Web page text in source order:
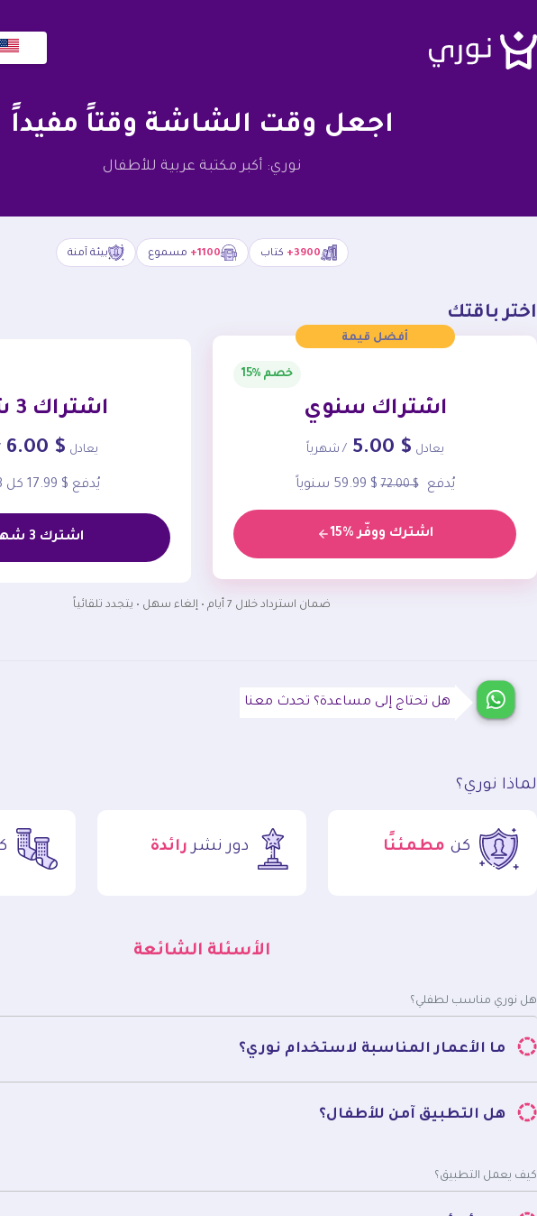
اجعل وقت الشاشة وقتاً مفيداً
نوري: أكبر مكتبة عربية للأطفال
3900+ كتاب 1100+ مسموع بيئة آمنة
اختر باقتك
أفضل قيمة
خصم %15
اشتراك سنوي
يعادل $ 5.00 / شهرياً
يُدفع $ 72.00 $ 59.99 سنوياً
اشترك ووفّر %15
اشتراك 3 شهور
يعادل $ 6.00
يُدفع $ 17.99 كل 3 شهور
اشترك 3 شهور
ضمان استرداد خلال 7 أيام • إلغاء سهل • يتجدد تلقائياً
هل تحتاج إلى مساعدة؟ تحدث معنا
لماذا نوري؟
كن مطمئنًا دور نشر رائدة
الأسئلة الشائعة
هل نوري مناسب لطفلي؟
ما الأعمار المناسبة لاستخدام نوري؟
هل التطبيق آمن للأطفال؟
كيف يعمل التطبيق؟